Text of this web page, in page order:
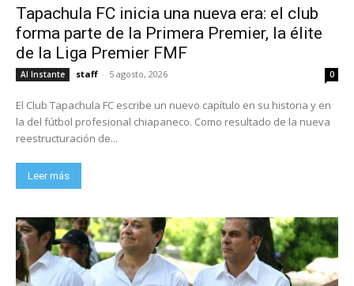
Tapachula FC inicia una nueva era: el club
forma parte de la Primera Premier, la élite
de la Liga Premier FMF
Al Instante staff - 5 agosto, 2026 0
El Club Tapachula FC escribe un nuevo capítulo en su historia y en
la del fútbol profesional chiapaneco. Como resultado de la nueva
reestructuración de...
Leer más